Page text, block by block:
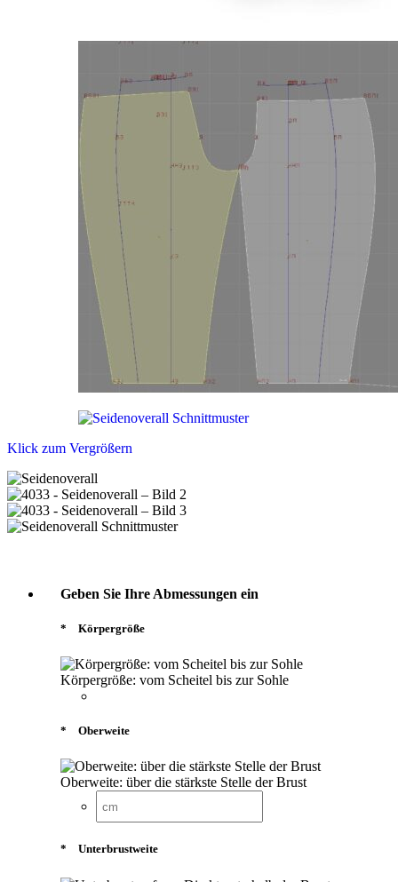
Klick zum Vergrößern
Geben Sie Ihre Abmessungen ein
* Körpergröße
Körpergröße: vom Scheitel bis zur Sohle
* Oberweite
Oberweite: über die stärkste Stelle der Brust
* Unterbrustweite